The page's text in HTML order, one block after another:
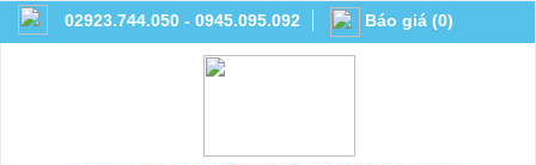
02923.744.050 - 0945.095.092 Báo giá (0)